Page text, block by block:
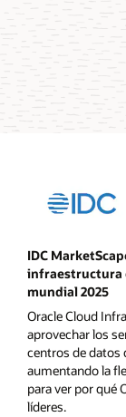
IDC
infraestructura
mundial 2025
Oracle Cloud
aprovechar los
centros de datos
aumentando la
para ver por qué
líderes.